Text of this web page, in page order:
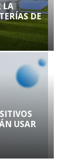
LA
DE
USAR